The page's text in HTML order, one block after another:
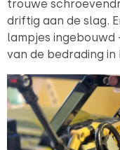
trouwe
driftig aan de slag.
lampjes
van de bedrading in